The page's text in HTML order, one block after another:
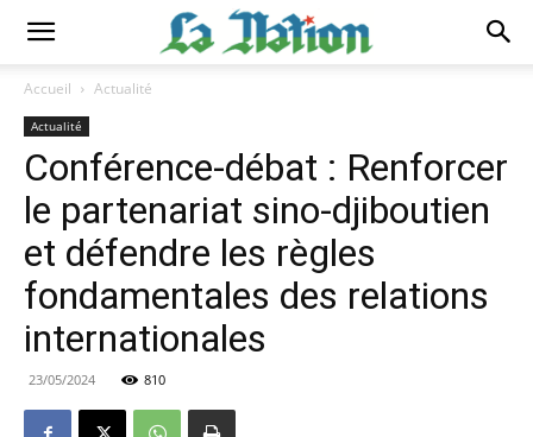
Accueil Actualité
Actualité
Conférence-débat : Renforcer
le partenariat sino-djiboutien
et défendre les règles
fondamentales des relations
internationales
23/05/2024 810